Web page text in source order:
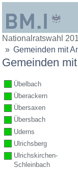
BM.I
für
Inneres
Österreich
Sie
befinden
sich
Nationalratswahl
Gemeinden mit
Gemeinden
Übelbach
Überackern
Übersaxen
Übersbach
Uderns
Ulrichsberg
Ulrichskirchen-
Schleinbach
Legende
vollständig
noch nicht
Minima-Maxima-